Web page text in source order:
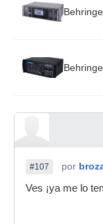
#107 por
Ves ¡ya me lo